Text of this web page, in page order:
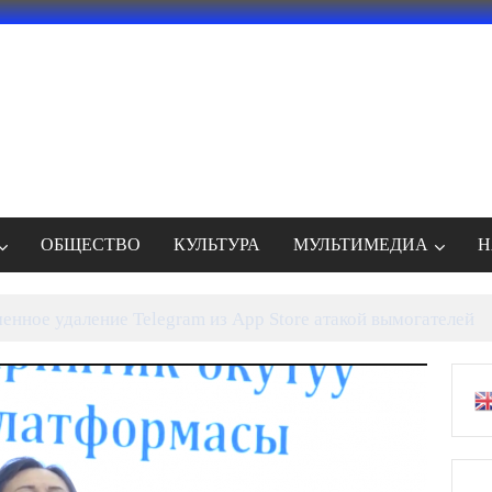
ОБЩЕСТВО КУЛЬТУРА МУЛЬТИМЕДИА
учурундагы гормоналдык өзгөрүүлөр жана алардын